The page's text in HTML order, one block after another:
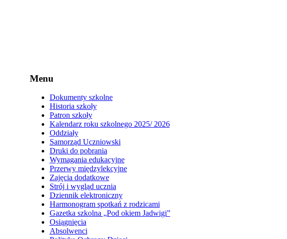
Menu
Dokumenty szkolne
Historia szkoły
Patron szkoły
Kalendarz roku szkolnego 2025/ 2026
Oddziały
Samorząd Uczniowski
Druki do pobrania
Wymagania edukacyjne
Przerwy międzylekcyjne
Zajęcia dodatkowe
Strój i wygląd ucznia
Dziennik elektroniczny
Harmonogram spotkań z rodzicami
Gazetka szkolna „Pod okiem Jadwigi”
Osiągnięcia
Absolwenci